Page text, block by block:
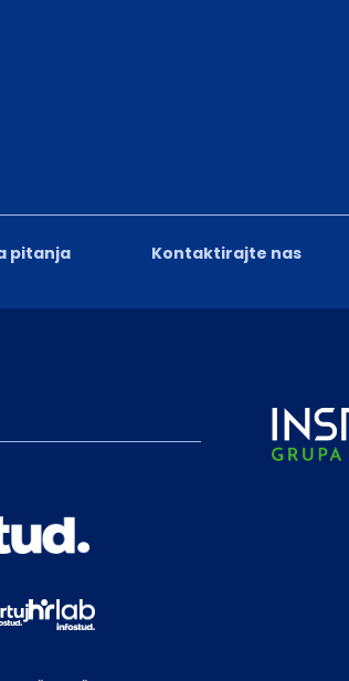
pitanja Kontaktirajte nas